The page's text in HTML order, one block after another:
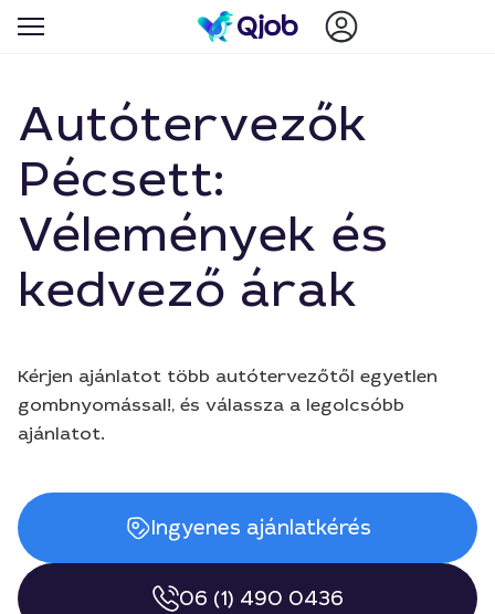
Autótervezők
Pécsett:
Vélemények és
kedvező árak
Kérjen ajánlatot több autótervezőtől egyetlen
gombnyomással!, és válassza a legolcsóbb
ajánlatot.
Ingyenes ajánlatkérés
06 (1) 490 0436